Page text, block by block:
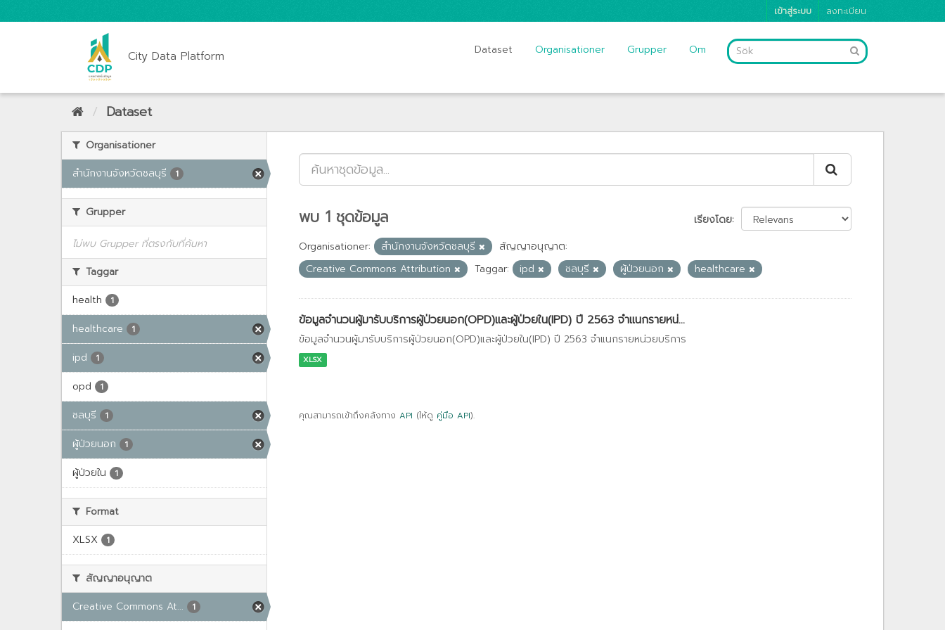
เข้าสู่ระบบ ลงทะเบียน
City Data Platform Dataset Organisationer Grupper Om
Dataset
Organisationer
สำนักงานจังหวัดชลบุรี
1
Grupper
ไม่พบ Grupper ที่ตรงกับที่ค้นหา
Taggar
health
1
healthcare 1
ipd 1
opd 1
ชลบุรี 1
ผู้ป่วยนอก 1
ผู้ป่วยใน 1
Format
XLSX
1
สัญญาอนุญาต
Creative Commons At...
1
เรียงโดย
พบ 1 ชุดข้อมูล
Organisationer: สำนักงานจังหวัดชลบุรี
สัญญาอนุญาต:
Creative Commons Attribution
Taggar: ipd ชลบุรี ผู้ป่วยนอก healthcare
ข้อมูลจำนวนผู้มารับบริการผู้ป่วยนอก(OPD)และผู้ป่วยใน(IPD) ปี 2563 จำแนกรายหน่...
ข้อมูลจำนวนผู้มารับบริการผู้ป่วยนอก(OPD)และผู้ป่วยใน(IPD) ปี 2563 จำแนกรายหน่วยบริการ
XLSX
คุณสามารถเข้าถึงคลังทาง API (ให้ดู คู่มือ API).